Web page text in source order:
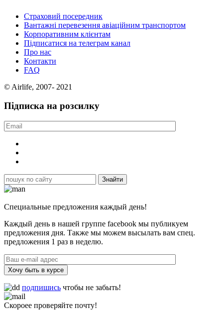
Страховий посередник
Вантажні перевезення авіаційним транспортом
Корпоративним клієнтам
Підписатися на телеграм канал
Про нас
Контакти
FAQ
© Airlife, 2007- 2021
Підписка на розсилку
Специальные предложения каждый день!
Каждый день в нашей группе facebook мы публикуем
предложения дня. Также мы можем высылать вам спец.
предложения 1 раз в неделю.
Хочу быть в курсе
подпишись чтобы не забыть!
Скороее проверяйте почту!